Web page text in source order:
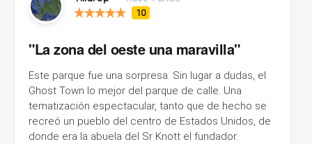
10
"La zona del oeste una maravilla"
Este parque fue una sorpresa. Sin lugar a dudas, el
Ghost Town lo mejor del parque de calle. Una
tematización espectacular, tanto que de hecho se
recreó un pueblo del centro de Estados Unidos, de
donde era la abuela del Sr Knott el fundador.